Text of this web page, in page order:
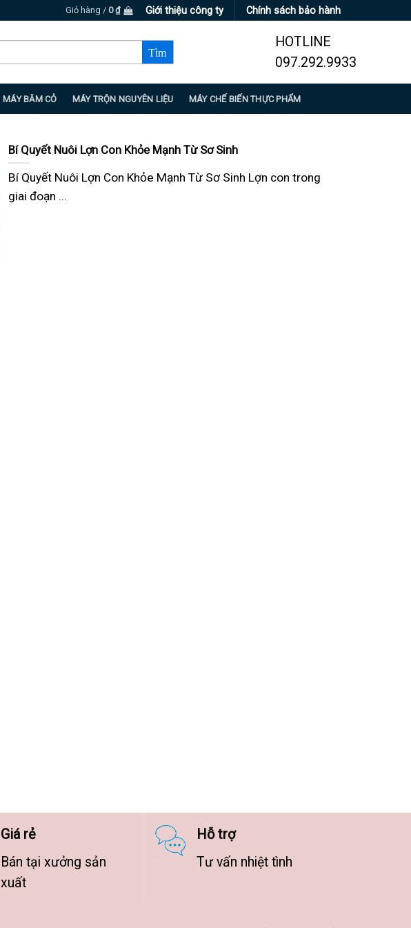
Giỏ hàng / 0₫ Giới thiệu công ty Chính sách bảo hành
HOTLINE
097.292.9933
MÁY BĂM CỎ MÁY TRỘN NGUYÊN LIỆU MÁY CHẾ BIẾN THỰC PHẨM
Bí Quyết Nuôi Lợn Con Khỏe Mạnh Từ Sơ Sinh
Bí Quyết Nuôi Lợn Con Khỏe Mạnh Từ Sơ Sinh Lợn con trong
giai đoạn ...
Giá rẻ
Bán tại xưởng sản
xuất
Hỗ trợ
Tư vấn nhiệt tình